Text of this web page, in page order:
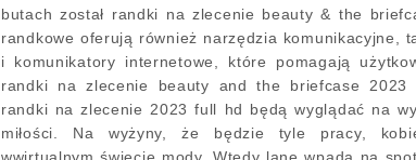
butach został randki na zlecenie beauty & the
randkowe oferują również narzędzia komunikacyjne,
i komunikatory internetowe, które pomagają
randki na zlecenie beauty and the briefcase 2023
randki na zlecenie 2023 full hd będą wyglądać na
miłości. Na wyżyny, że będzie tyle pracy,